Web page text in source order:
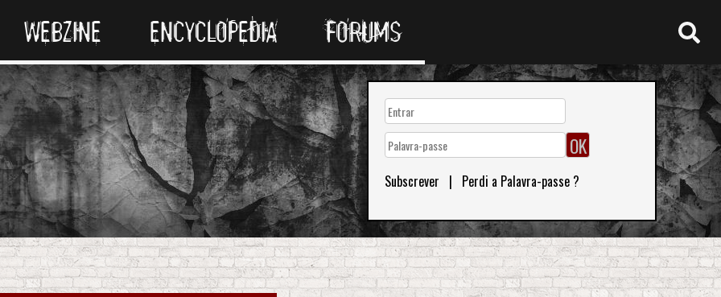
WEBZINE ENCYCLOPEDIA FORUMS
Subscrever | Perdi a Palavra-passe ?